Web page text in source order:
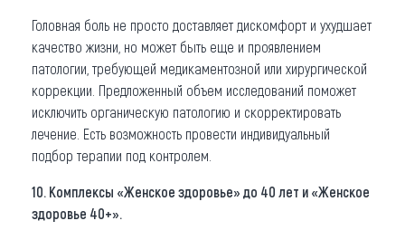
Головная боль не просто доставляет дискомфорт и ухудшает
качество жизни, но может быть еще и проявлением
патологии, требующей медикаментозной или хирургической
коррекции. Предложенный объем исследований поможет
исключить органическую патологию и скорректировать
лечение. Есть возможность провести индивидуальный
подбор терапии под контролем.
10. Комплексы «Женское здоровье» до 40 лет и «Женское
здоровье 40+».